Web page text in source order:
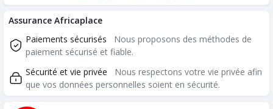
Assurance Africaplace
Paiements sécurisés
Nous proposons des méthodes de
paiement sécurisé et fiable.
Sécurité et vie privée
Nous respectons votre vie privée afin
que vos données personnelles soient en sécurité.